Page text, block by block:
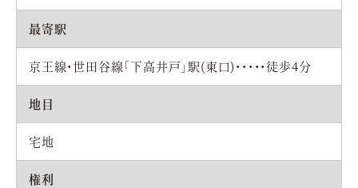
最寄駅
京王線・世田谷線「下高井戸」駅(東口)・・・・・徒歩4分
地目
宅地
権利